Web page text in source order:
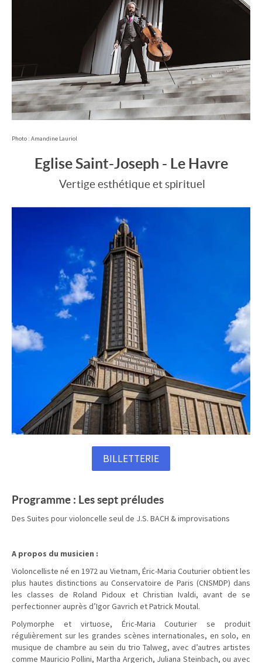
Photo : Amandine Lauriol
Eglise Saint-Joseph - Le Havre
Vertige esthétique et spirituel
BILLETTERIE
Programme : Les sept préludes
Des Suites pour violoncelle seul de J.S. BACH & improvisations
A propos du musicien :
Violoncelliste né en 1972 au Vietnam, Éric-Maria Couturier obtient les
plus hautes distinctions au Conservatoire de Paris (CNSMDP) dans
les classes de Roland Pidoux et Christian Ivaldi, avant de se
perfectionner auprès d’Igor Gavrich et Patrick Moutal.
Polymorphe et virtuose, Éric-Maria Couturier se produit
régulièrement sur les grandes scènes internationales, en solo, en
musique de chambre au sein du trio Talweg, avec d’autres artistes
comme Mauricio Pollini, Martha Argerich, Juliana Steinbach, ou avec